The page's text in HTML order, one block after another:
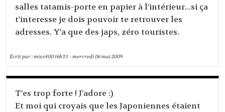
salles tatamis-porte en papier à l'intérieur...si ça
t'interesse je dois pouvoir te retrouver les
adresses. Y'a que des japs, zéro touristes.
Écrit par :miss40016h33 -mercredi 06mai 2009
T'es trop forte ! J'adore :)
Et moi qui croyais que les Japoniennes étaient